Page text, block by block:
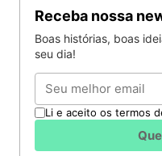
Receba nossa
Boas histórias, boas
seu dia!
Email
Li e aceito os termos